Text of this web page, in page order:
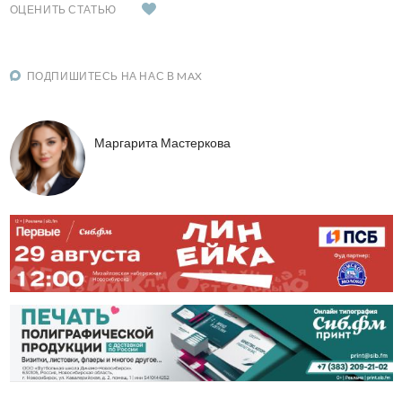
ОЦЕНИТЬ СТАТЬЮ
ПОДПИШИТЕСЬ НА НАС В MAX
Маргарита Мастеркова